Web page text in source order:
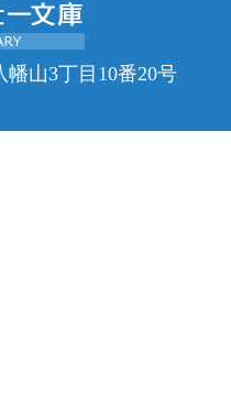
幡山3丁目10番20号